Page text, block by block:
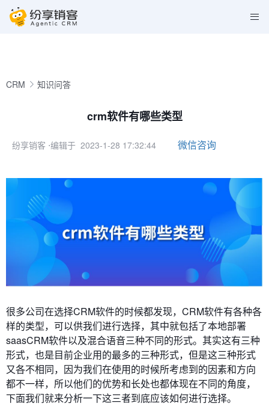
CRM 知识问答
crm软件有哪些类型
纷享销客 ⋅编辑于 2023-1-28 17:32:44 微信咨询
很多公司在选择CRM软件的时候都发现，CRM软件有各种各
样的类型，可以供我们进行选择，其中就包括了本地部署
saasCRM软件以及混合语音三种不同的形式。其实这有三种
形式，也是目前企业用的最多的三种形式，但是这三种形式
又各不相同，因为我们在使用的时候所考虑到的因素和方向
都不一样，所以他们的优势和长处也都体现在不同的角度，
下面我们就来分析一下这三者到底应该如何进行选择。